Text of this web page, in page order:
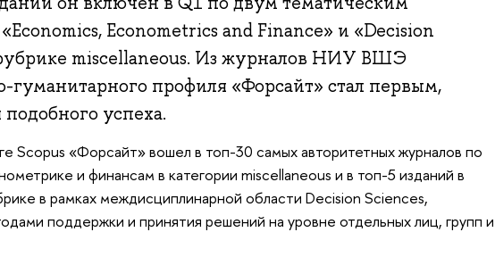
Econometrics and Finance» и «Decision
miscellaneous. Из журналов НИУ ВШЭ
гуманитарного профиля «Форсайт» стал первым,
успеха.
Scopus «Форсайт» вошел в топ-30 самых авторитетных журналов по
и финансам в категории miscellaneous и в топ-5 изданий в
в рамках междисциплинарной области Decision Sciences,
поддержки и принятия решений на уровне отдельных лиц, групп и